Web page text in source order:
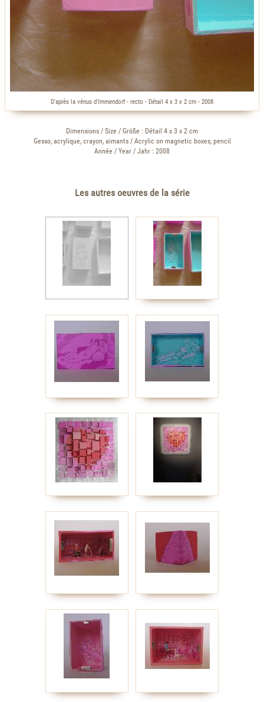
D'après la vénus d'Immendorf - recto - Détail 4 x 3 x 2 cm - 2008
Dimensions / Size / Größe : Détail 4 x 3 x 2 cm
Gesso, acrylique, crayon, aimants / Acrylic on magnetic boxes, pencil
Année / Year / Jahr : 2008
Les autres oeuvres de la série